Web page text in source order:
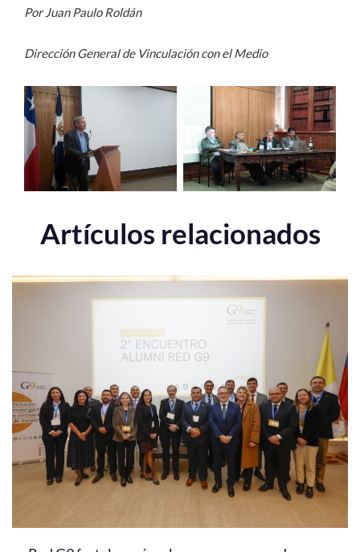
Por Juan Paulo Roldán
Dirección General de Vinculación con el Medio
Artículos relacionados